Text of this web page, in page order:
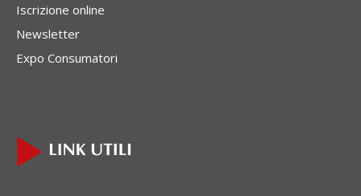
Iscrizione online
Newsletter
Expo Consumatori